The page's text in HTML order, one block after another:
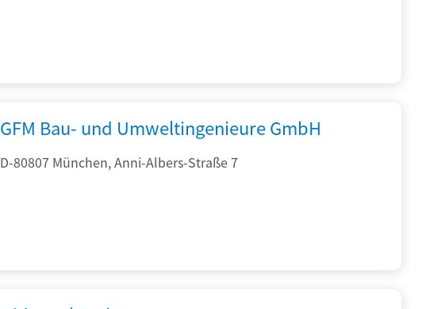
GFM Bau- und Umweltingenieure GmbH
D-80807 München, Anni-Albers-Straße 7